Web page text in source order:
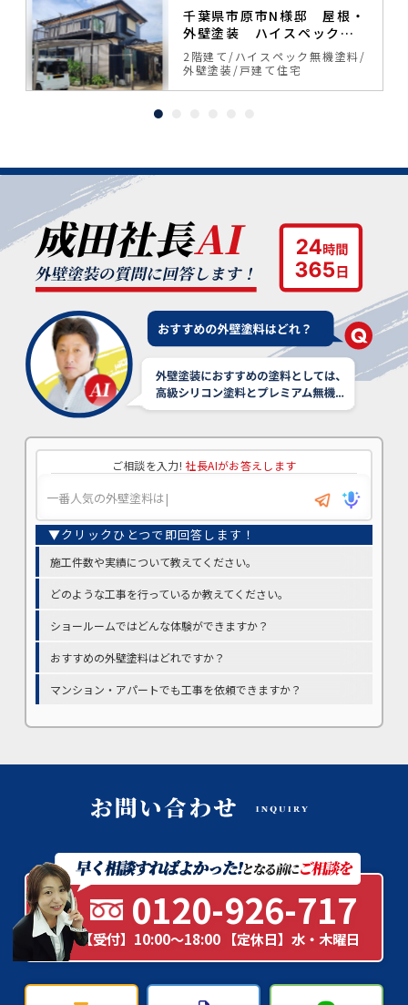
千葉県市原市N様邸 屋根・
外壁塗装 ハイスペック無
機塗料
2階建て
ハイスペック無機塗料
外壁塗装 戸建て住宅
ご相談を入力! 社長AIがお答えします
施工件数や実績について教えてください。
どのような工事を行っているか教えてください。
ショールームではどんな体験ができますか？
おすすめの外壁塗料はどれですか？
マンション・アパートでも工事を依頼できますか？
0120-926-717
【受付】10:00～18:00 【定休日】水・木曜日